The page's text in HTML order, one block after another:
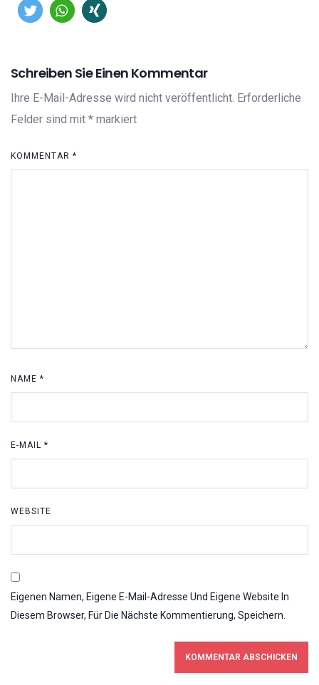
Schreiben Sie Einen Kommentar
Ihre E-Mail-Adresse wird nicht veröffentlicht. Erforderliche
Felder sind mit * markiert
KOMMENTAR *
NAME *
E-MAIL *
WEBSITE
Eigenen Namen, Eigene E-Mail-Adresse Und Eigene Website In
Diesem Browser, Für Die Nächste Kommentierung, Speichern.